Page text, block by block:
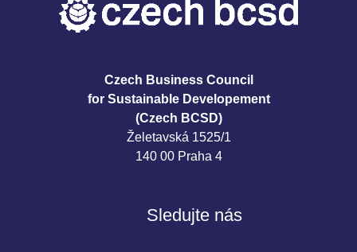
Czech Business Council
for Sustainable Developement
(Czech BCSD)
Želetavská 1525/1
140 00 Praha 4
Sledujte nás